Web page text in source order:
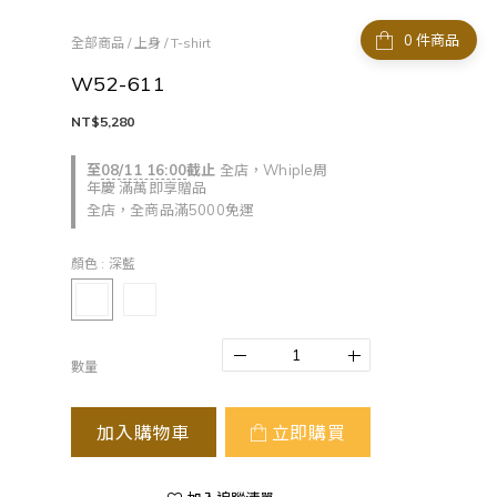
件商品
全部商品 /上身 /T-shirt
W52-611
至08/11 16:00截止 全店，Whiple周
年慶 滿萬即享贈品
全店，全商品滿5000免運
NT$5,280
顏色 : 深藍
數量
加入購物車 立即購買